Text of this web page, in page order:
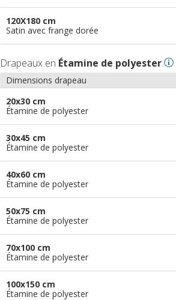
120X180 cm
Satin avec frange dorée
Drapeaux en Étamine de polyester
Dimensions drapeau
20x30 cm
Étamine de polyester
30x45 cm
Étamine de polyester
40x60 cm
Étamine de polyester
50x75 cm
Étamine de polyester
70x100 cm
Étamine de polyester
100x150 cm
Étamine de polyester